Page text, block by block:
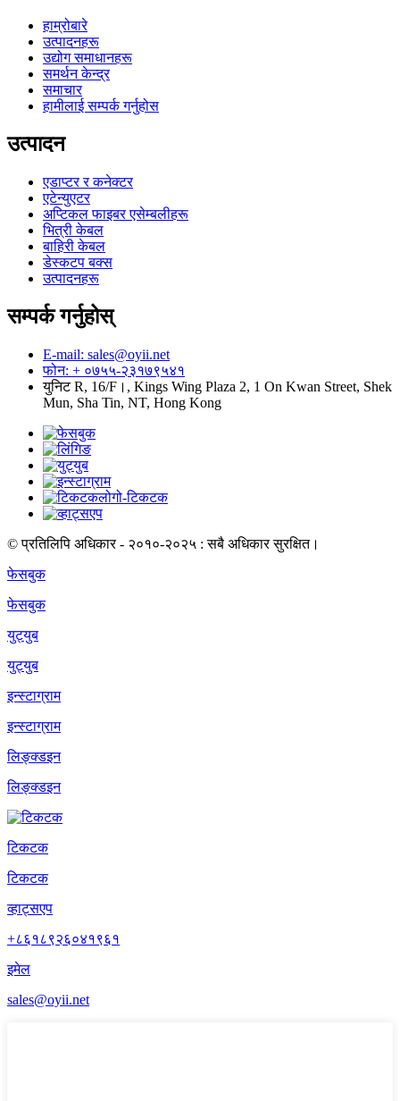
हाम्रोबारे
उत्पादनहरू
उद्योग समाधानहरू
समर्थन केन्द्र
समाचार
हामीलाई सम्पर्क गर्नुहोस
उत्पादन
एडाप्टर र कनेक्टर
एटेन्युएटर
अप्टिकल फाइबर एसेम्बलीहरू
भित्री केबल
बाहिरी केबल
डेस्कटप बक्स
उत्पादनहरू
सम्पर्क गर्नुहोस्
E-mail: sales@oyii.net
फोन: + ०७५५-२३१७९५४१
युनिट R, 16/F।, Kings Wing Plaza 2, 1 On Kwan Street, Shek
Mun, Sha Tin, NT, Hong Kong
© प्रतिलिपि अधिकार - २०१०-२०२५ : सबै अधिकार सुरक्षित।
फेसबुक
फेसबुक
युट्युब
युट्युब
इन्स्टाग्राम
इन्स्टाग्राम
लिङ्क्डइन
लिङ्क्डइन
टिकटक
टिकटक
व्हाट्सएप
+८६१८९२६०४१९६१
इमेल
sales@oyii.net